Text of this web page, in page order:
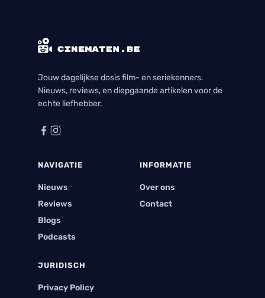
Jouw dagelijkse dosis film- en seriekenners.
Nieuws, reviews, en diepgaande artikelen voor de
echte liefhebber.
NAVIGATIE
Nieuws
Reviews
Blogs
Podcasts
INFORMATIE
Over ons
Contact
JURIDISCH
Privacy Policy